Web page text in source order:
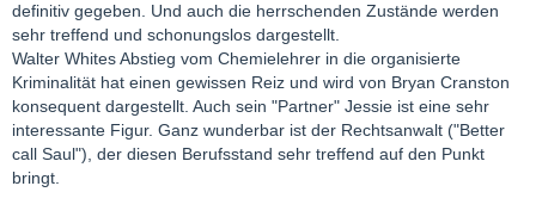
definitiv gegeben. Und auch die herrschenden Zustände werden
sehr treffend und schonungslos dargestellt.
Walter Whites Abstieg vom Chemielehrer in die organisierte
Kriminalität hat einen gewissen Reiz und wird von Bryan Cranston
konsequent dargestellt. Auch sein "Partner" Jessie ist eine sehr
interessante Figur. Ganz wunderbar ist der Rechtsanwalt ("Better
call Saul"), der diesen Berufsstand sehr treffend auf den Punkt
bringt.